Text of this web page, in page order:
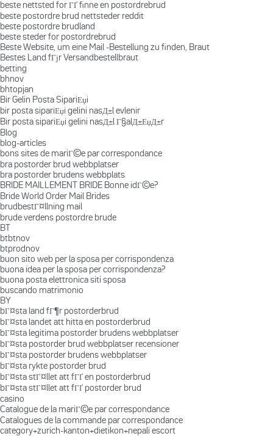
beste nettsted for ГҐ finne en postordrebrud
beste postordre brud nettsteder reddit
beste postordre brudland
beste steder for postordrebrud
Beste Website, um eine Mail -Bestellung zu finden, Braut
Bestes Land fГјr Versandbestellbraut
betting
bhnov
bhtopjan
Bir Gelin Posta SipariЕџi
bir posta sipariЕџi gelini nasД±l evlenir
Bir posta sipariЕџi gelini nasД±l Г§alД±ЕџД±r
Blog
blog-articles
bons sites de mariГ©e par correspondance
bra postorder brud webbplatser
bra postorder brudens webbplats
BRIDE MAILLEMENT BRIDE Bonne idГ©e?
Bride World Order Mail Brides
brudbestГ¤llning mail
brude verdens postordre brude
BT
btbtnov
btprodnov
buon sito web per la sposa per corrispondenza
buona idea per la sposa per corrispondenza?
buona posta elettronica siti sposa
buscando matrimonio
BY
bГ¤sta land fГ¶r postorderbrud
bГ¤sta landet att hitta en postorderbrud
bГ¤sta legitima postorder brudens webbplatser
bГ¤sta postorder brud webbplatser recensioner
bГ¤sta postorder brudens webbplatser
bГ¤sta rykte postorder brud
bГ¤sta stГ¤llet att fГҐ en postorderbrud
bГ¤sta stГ¤llet att fГҐ postorder brud
casino
Catalogue de la mariГ©e par correspondance
Catalogues de la commande par correspondance
category+zurich-kanton+dietikon+nepali escort